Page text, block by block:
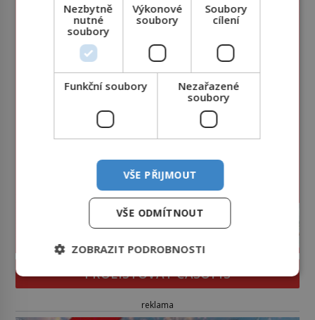
PROLISTOVAT ČASOPIS
reklama
Nezbytně
nutné
soubory
Výkonové
soubory
Soubory
cílení
Funkční soubory
Nezařazené
soubory
VŠE PŘIJMOUT
VŠE ODMÍTNOUT
ZOBRAZIT PODROBNOSTI